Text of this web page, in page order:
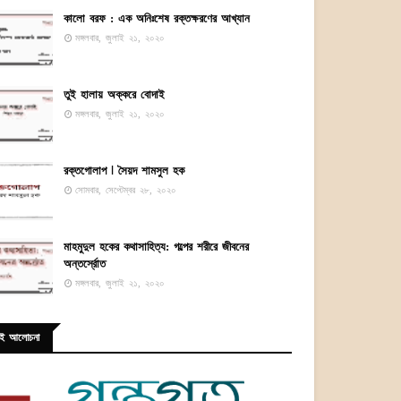
কালো বরফ : এক অনিঃশেষ রক্তক্ষরণের আখ্যান
মঙ্গলবার, জুলাই ২১, ২০২০
তুই হালায় অক্করে বোদাই
মঙ্গলবার, জুলাই ২১, ২০২০
রক্তগোলাপ ꘡ সৈয়দ শামসুল হক
সোমবার, সেপ্টেম্বর ২৮, ২০২০
মাহমুদুল হকের কথাসাহিত্য: গল্পের শরীরে জীবনের
অন্তর্স্রোত
মঙ্গলবার, জুলাই ২১, ২০২০
আলোচনা